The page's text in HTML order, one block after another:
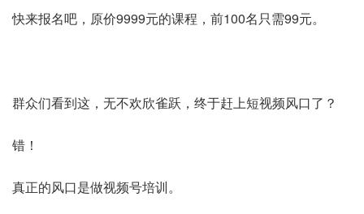
快来报名吧，原价9999元的课程，前100名只需99元。
群众们看到这，无不欢欣雀跃，终于赶上短视频风口了？
错！
真正的风口是做视频号培训。